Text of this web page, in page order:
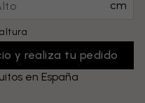
cm
y realiza tu pedido
en España